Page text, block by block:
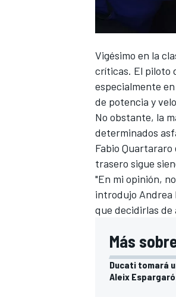
Vigésimo en la
críticas. El piloto
especialmente
de potencia y
No obstante, la
determinados
Fabio Quartararo
trasero sigue
"En mi opinión,
introdujo Andrea
que decidirlas de
Más
Ducati tomará
Aleix